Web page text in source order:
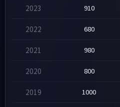
2023 910
2022 680
2021 980
2020 800
2019 1000